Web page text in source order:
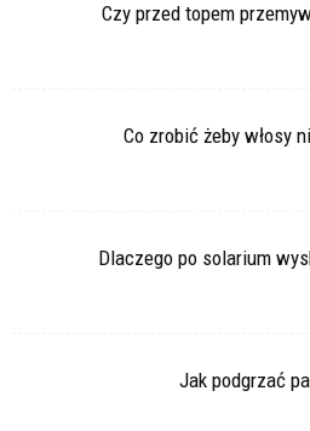
Czy przed topem
Co zrobić żeby włosy
Dlaczego po solarium
Jak podgrzać